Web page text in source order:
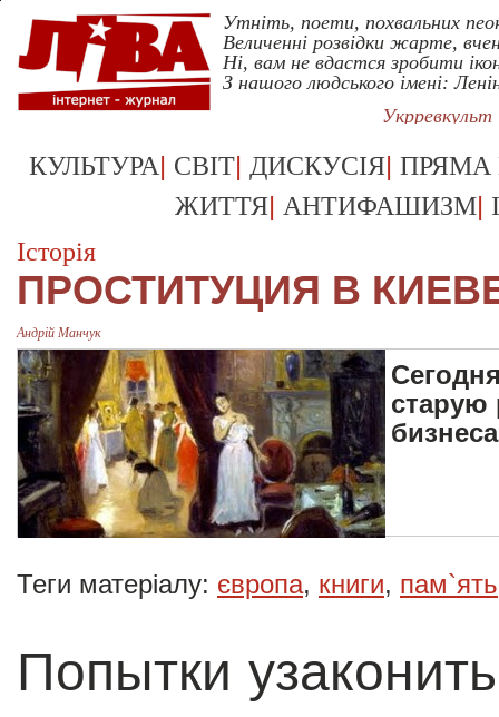
Утніть, поети, похвальних
Величенні розвідки жарте,
Ні, вам не вдастся зробити
З нашого людського імені:
КУЛЬТУРА| СВІТ| ДИСКУСІЯ| ПРЯМА
ЖИТТЯ| АНТИФАШИЗМ|
Історія
ПРОСТИТУЦИЯ В
Андрій Манчук
старую
бизнеса
Теги матеріалу: європа, книги, пам`ять
Попытки